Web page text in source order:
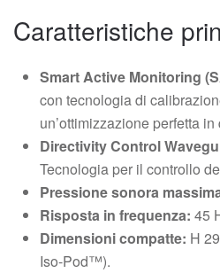
Caratteristiche
Smart Active Monitoring
con tecnologia di
un’ottimizzazione perfetta
Directivity Control
Tecnologia per il controllo
Pressione sonora
Risposta in frequenza: 45
Dimensioni compatte: H
Iso-Pod™).